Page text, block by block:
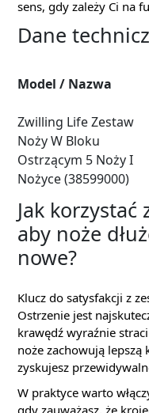
sens, gdy zależy Ci na
Dane
Model / Nazwa
Zwilling Life Zestaw
Noży W Bloku
Ostrzącym 5 Noży I
Nożyce (38599000)
Jak
aby noże
nowe?
Klucz do satysfakcji z
Ostrzenie jest
krawędź wyraźnie
noże zachowują
zyskujesz
W praktyce warto
gdy zauważasz, że